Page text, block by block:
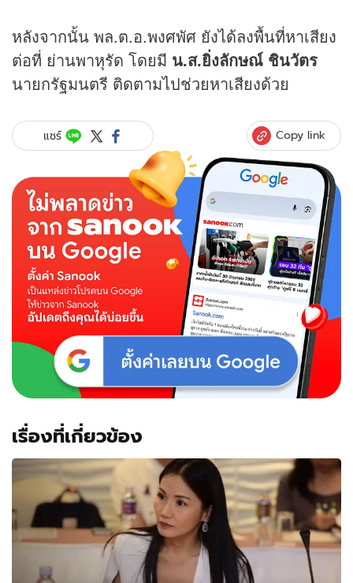
หลังจากนั้น พล.ต.อ.พงศพัศ ยังได้ลงพื้นที่หาเสียง
ต่อที่ ย่านพาหุรัด โดยมี น.ส.ยิ่งลักษณ์ ชินวัตร
นายกรัฐมนตรี ติดตามไปช่วยหาเสียงด้วย
แชร์ Copy link
เรื่องที่เกี่ยวข้อง